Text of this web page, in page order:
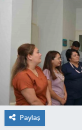
Paylaş